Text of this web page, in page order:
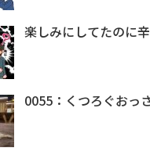
楽しみにしてたのに
0055：くつろぐおっ